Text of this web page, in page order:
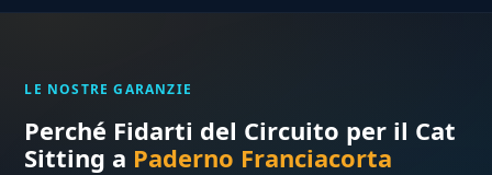
LE NOSTRE GARANZIE
Perché Fidarti del Circuito per il Cat
Sitting a Paderno Franciacorta